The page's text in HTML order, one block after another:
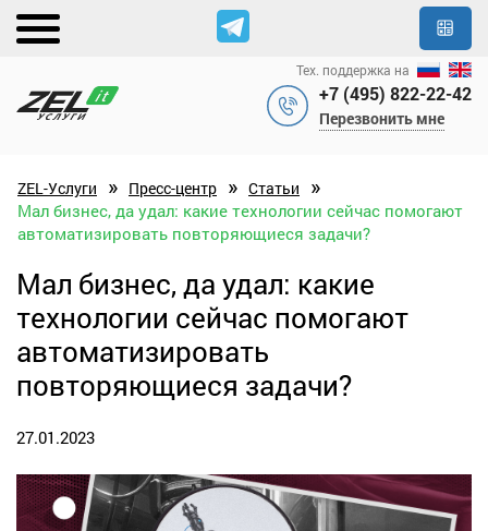
+7 (495) 822-22-42
Перезвонить мне
Тех. поддержка на
ZEL-Услуги » Пресс-центр » Статьи »
Мал бизнес, да удал: какие технологии сейчас помогают
автоматизировать повторяющиеся задачи?
Мал бизнес, да удал: какие
технологии сейчас помогают
автоматизировать
повторяющиеся задачи?
27.01.2023